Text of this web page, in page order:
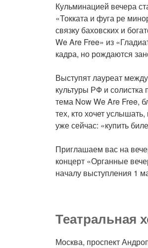
Кульминацией вечера
«Токката и фуга ре
связку баховских и
We Are Free» из
кадра, но рождаются
Выступят лауреат
культуры РФ и
тема Now We Are Free,
тех, кто хочет
уже сейчас: «купить
Приглашаем вас на
концерт «Органные
началу выступления 1
Театральная
Москва, проспект